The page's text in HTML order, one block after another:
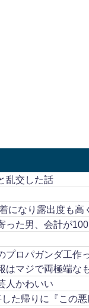
乱交した話
になり露出度も高
った男、会計が
プロパガンダ工
マジで両極端な
人かわいい
た帰りに『この